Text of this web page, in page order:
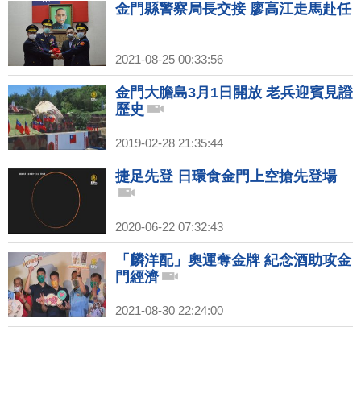
金門縣警察局長交接 廖高江走馬赴任
2021-08-25 00:33:56
金門大膽島3月1日開放 老兵迎賓見證
歷史
2019-02-28 21:35:44
捷足先登 日環食金門上空搶先登場
2020-06-22 07:32:43
「麟洋配」奧運奪金牌 紀念酒助攻金
門經濟
2021-08-30 22:24:00